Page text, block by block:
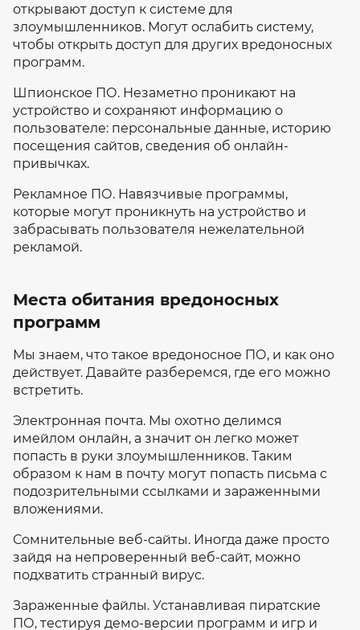
открывают доступ к системе для
злоумышленников. Могут ослабить систему,
чтобы открыть доступ для других вредоносных
программ.
Шпионское ПО. Незаметно проникают на
устройство и сохраняют информацию о
пользователе: персональные данные, историю
посещения сайтов, сведения об онлайн-
привычках.
Рекламное ПО. Навязчивые программы,
которые могут проникнуть на устройство и
забрасывать пользователя нежелательной
рекламой.
Места обитания вредоносных
программ
Мы знаем, что такое вредоносное ПО, и как оно
действует. Давайте разберемся, где его можно
встретить.
Электронная почта. Мы охотно делимся
имейлом онлайн, а значит он легко может
попасть в руки злоумышленников. Таким
образом к нам в почту могут попасть письма с
подозрительными ссылками и зараженными
вложениями.
Сомнительные веб-сайты. Иногда даже просто
зайдя на непроверенный веб-сайт, можно
подхватить странный вирус.
Зараженные файлы. Устанавливая пиратские
ПО, тестируя демо-версии программ и игр и